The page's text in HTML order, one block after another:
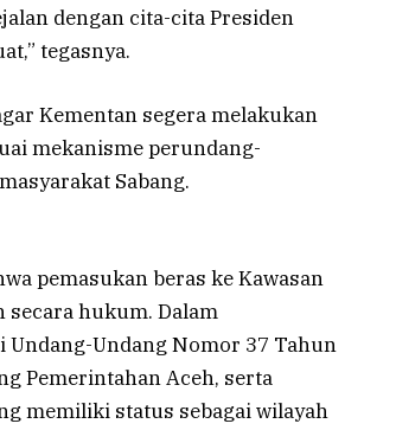
dengan cita-cita Presiden
tegasnya.
Kementan segera melakukan
mekanisme perundang-
Sabang.
pemasukan beras ke Kawasan
hukum. Dalam
Undang-Undang Nomor 37 Tahun
Pemerintahan Aceh, serta
memiliki status sebagai wilayah